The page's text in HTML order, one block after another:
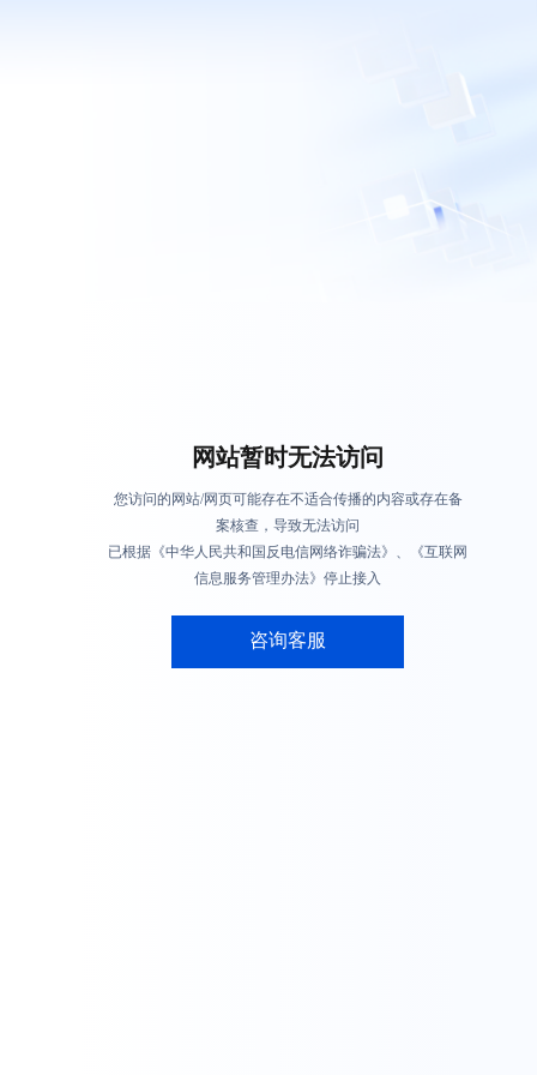
网站暂时无法访问
您访问的网站/网页可能存在不适合传播的内容或存在备
案核查，导致无法访问
已根据《中华人民共和国反电信网络诈骗法》、《互联网
信息服务管理办法》停止接入
咨询客服